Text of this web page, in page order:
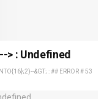
: Undefined
&GT; : ## ERROR # 53